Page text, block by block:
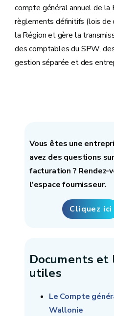
compte général annuel de la
règlements définitifs (lois
la Région et gère la
des comptables du SPW,
gestion séparée et des
Vous êtes une
avez des questions
facturation ? Rendez-
l'espace fournisseur.
Cliquez ici
Documents et
utiles
Le Compte
Wallonie